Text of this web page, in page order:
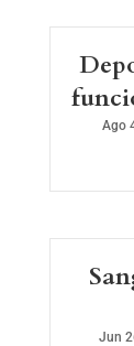
Ago
Jun